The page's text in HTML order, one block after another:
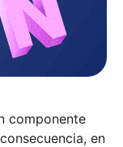
componente
en